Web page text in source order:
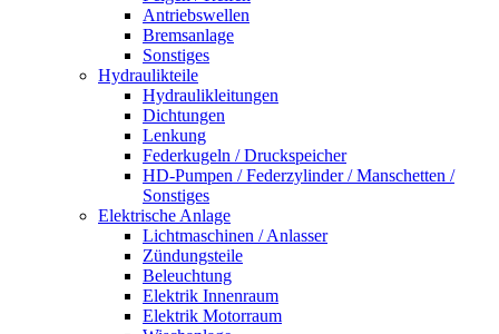
Antriebswellen
Bremsanlage
Sonstiges
Hydraulikteile
Hydraulikleitungen
Dichtungen
Lenkung
Federkugeln / Druckspeicher
HD-Pumpen / Federzylinder / Manschetten /
Sonstiges
Elektrische Anlage
Lichtmaschinen / Anlasser
Zündungsteile
Beleuchtung
Elektrik Innenraum
Elektrik Motorraum